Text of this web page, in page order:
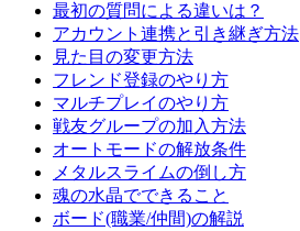
最初の質問による違いは？
アカウント連携と引き継ぎ方法
見た目の変更方法
フレンド登録のやり方
マルチプレイのやり方
戦友グループの加入方法
オートモードの解放条件
メタルスライムの倒し方
魂の水晶でできること
ボード(職業/仲間)の解説